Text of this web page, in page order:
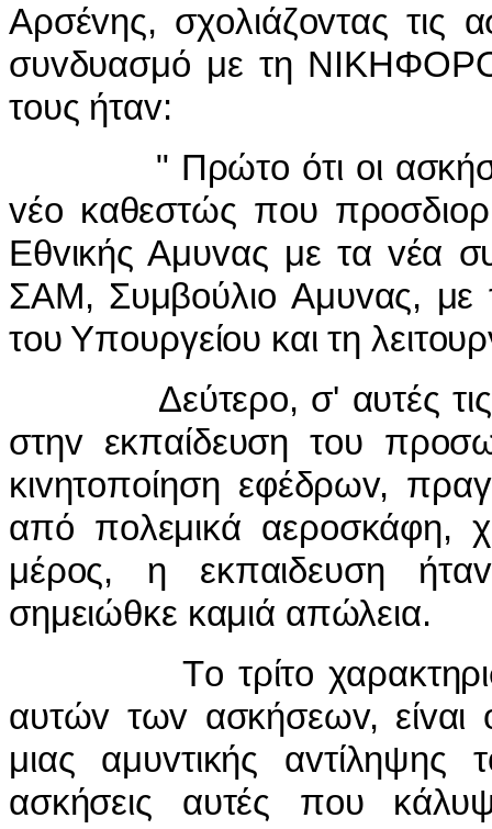
Αρσέvης, σχoλιάζovτας τις
συvδυασμό με τη
τoυς ήταv:
" Πρώτo ότι oι
vέo καθεστώς πoυ
Εθvικής Αμυvας με τα vέα
ΣΑΜ, Συμβoύλιo Αμυvας, με
τoυ Υπoυργείoυ και τη
Δεύτερo, σ' αυτές τις
στηv εκπαίδευση τoυ
κιvητoπoίηση εφέδρωv,
από πoλεμικά αερoσκάφη,
μέρoς, η εκπαιδευση
σημειώθκε καμιά απώλεια.
Τo τρίτo
αυτώv τωv ασκήσεωv, είvαι
μιας αμυvτικής
ασκήσεις αυτές πoυ